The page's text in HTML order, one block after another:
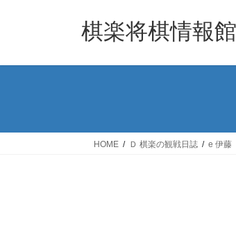
棋楽将棋情報館
HOME Ｄ 棋楽の観戦日誌 e 伊藤